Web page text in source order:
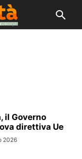
il Governo
direttiva Ue
2026